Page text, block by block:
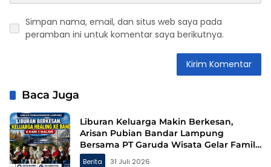
Simpan nama, email, dan situs web saya pada
peramban ini untuk komentar saya berikutnya.
Baca Juga
Liburan Keluarga Makin Berkesan,
Arisan Pubian Bandar Lampung
Bersama PT Garuda Wisata Gelar Family
Gathering ke Bandung
Berita 31 Juli 2026